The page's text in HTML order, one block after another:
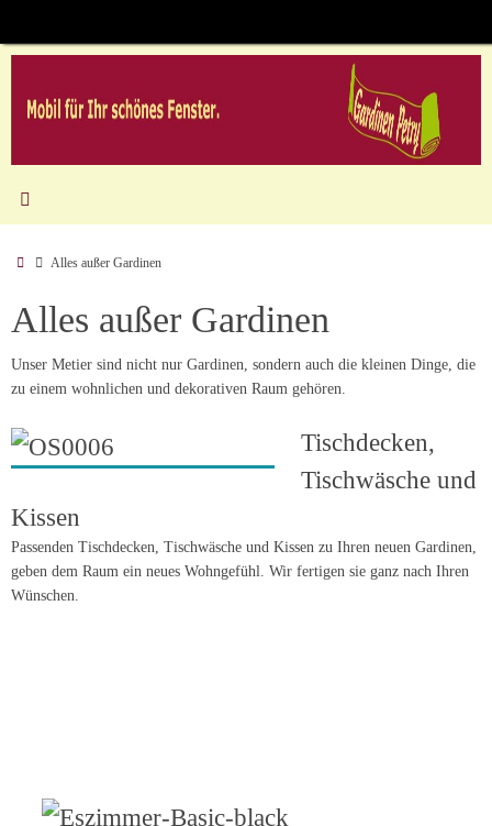
springen
StartAlles außer Gardinen
Alles außer Gardinen
Unser Metier sind nicht nur Gardinen, sondern auch die kleinen Dinge, die
zu einem wohnlichen und dekorativen Raum gehören.
Tischdecken,
Tischwäsche und
Kissen
Passenden Tischdecken, Tischwäsche und Kissen zu Ihren neuen Gardinen,
geben dem Raum ein neues Wohngefühl. Wir fertigen sie ganz nach Ihren
Wünschen.